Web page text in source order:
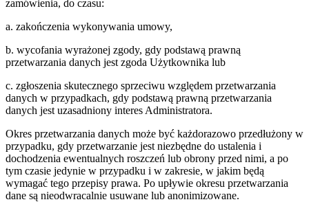
zamówienia, do czasu:
a. zakończenia wykonywania umowy,
b. wycofania wyrażonej zgody, gdy podstawą prawną
przetwarzania danych jest zgoda Użytkownika lub
c. zgłoszenia skutecznego sprzeciwu względem przetwarzania
danych w przypadkach, gdy podstawą prawną przetwarzania
danych jest uzasadniony interes Administratora.
Okres przetwarzania danych może być każdorazowo przedłużony w
przypadku, gdy przetwarzanie jest niezbędne do ustalenia i
dochodzenia ewentualnych roszczeń lub obrony przed nimi, a po
tym czasie jedynie w przypadku i w zakresie, w jakim będą
wymagać tego przepisy prawa. Po upływie okresu przetwarzania
dane są nieodwracalnie usuwane lub anonimizowane.